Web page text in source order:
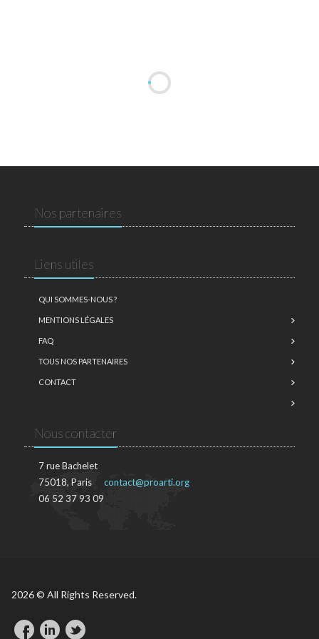
Nos partenaires
Liens utiles
QUI SOMMES-NOUS ?
MENTIONS LÉGALES
FAQ
TOUS NOS PARTENAIRES
CONTACT
Nous contacter
7 rue Bachelet
75018, Paris
06 52 37 93 09
contact@proarti.org
2026 © All Rights Reserved.